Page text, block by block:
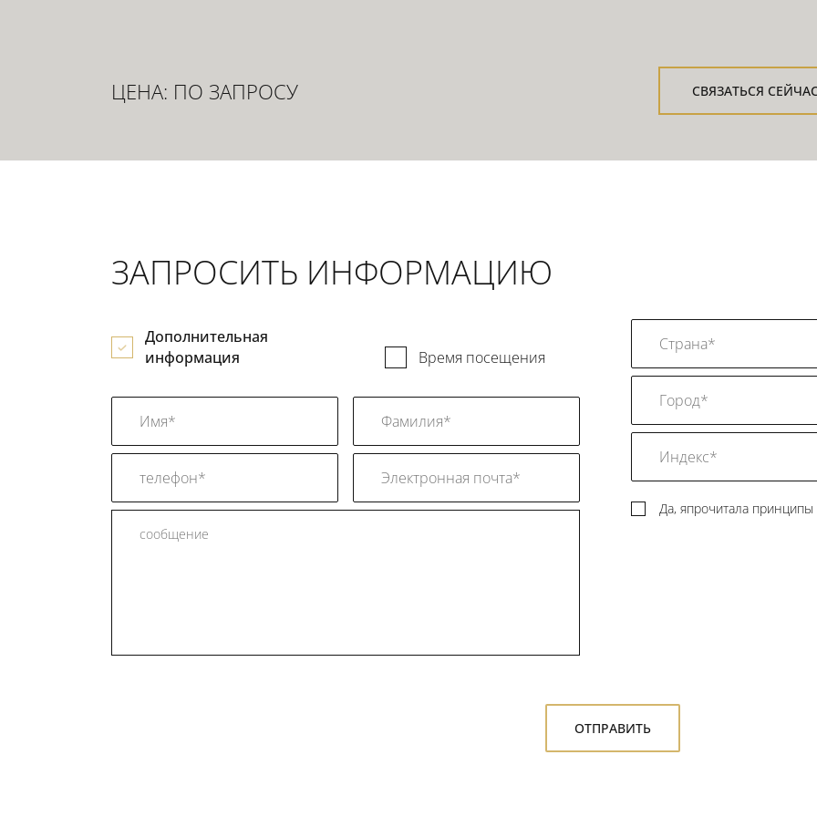
ЦЕНА: ПО ЗАПРОСУ СВЯЗАТЬСЯ
ЗАПРОСИТЬ ИНФОРМАЦИЮ
Дополнительная
информация
Время посещения
Да, япрочитала